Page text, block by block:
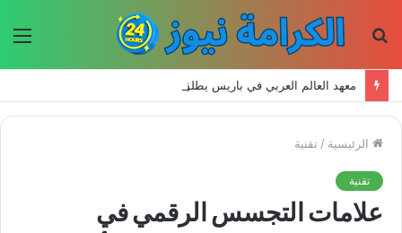
الرئيسية / تقنية
تقنية
علامات التجسس الرقمي في